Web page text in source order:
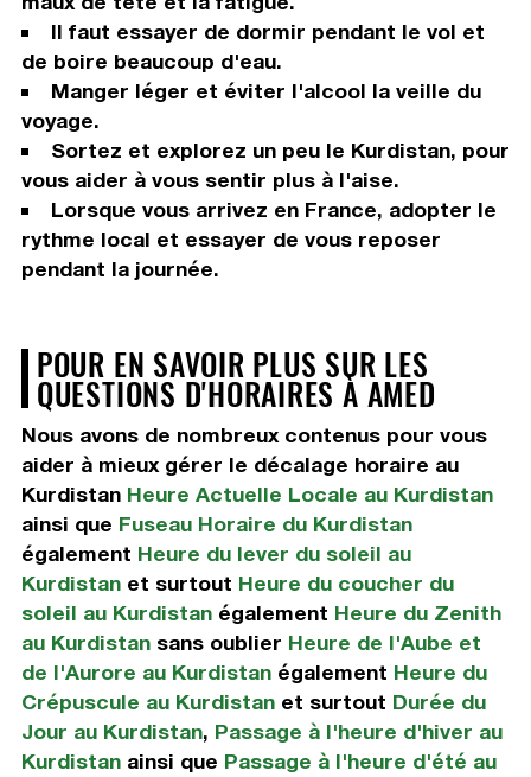
Il faut essayer de dormir pendant le vol et
de boire beaucoup d'eau.
Manger léger et éviter l'alcool la veille du
voyage.
Sortez et explorez un peu le Kurdistan, pour
vous aider à vous sentir plus à l'aise.
Lorsque vous arrivez en France, adopter le
rythme local et essayer de vous reposer
pendant la journée.
POUR EN SAVOIR PLUS SUR LES
QUESTIONS D'HORAIRES À AMED
Nous avons de nombreux contenus pour vous
aider à mieux gérer le décalage horaire au
Kurdistan Heure Actuelle Locale au Kurdistan
ainsi que Fuseau Horaire du Kurdistan
également Heure du lever du soleil au
Kurdistanet surtout Heure du coucher du
soleil au Kurdistanégalement Heure du Zenith
au Kurdistansans oublier Heure de l'Aube et
de l'Aurore au Kurdistanégalement Heure du
Crépuscule au Kurdistanet surtout Durée du
Jour au Kurdistan, Passage à l'heure d'hiver au
Kurdistanainsi que Passage à l'heure d'été au